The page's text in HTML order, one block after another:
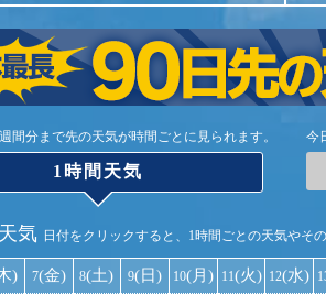
間分まで先の天気が時間ごとに見られます。
1時間天気
今
気 日付をクリックすると、1時間ごとの天気やそ
) 7(金) 8(土) 9(日) 10(月) 11(火) 12(水)